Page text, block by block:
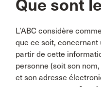
Que sont
L’ABC considère
que ce soit, concernant
partir de cette
personne (soit son
et son adresse